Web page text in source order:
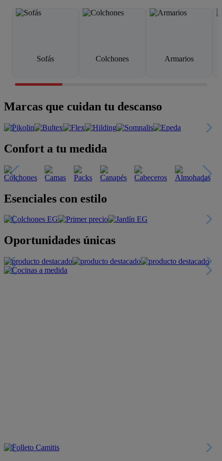
Sofás Colchones Armarios
Marcas que cuidan tu descanso
Confort a tu medida
Esenciales con estilo
Oportunidades únicas